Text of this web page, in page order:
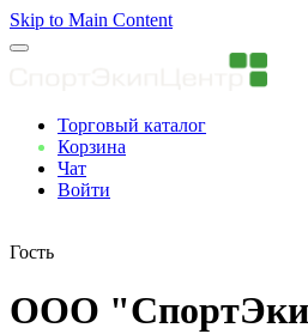
Skip to Main Content
Торговый каталог
Корзина
Чат
Войти
Гость
ООО